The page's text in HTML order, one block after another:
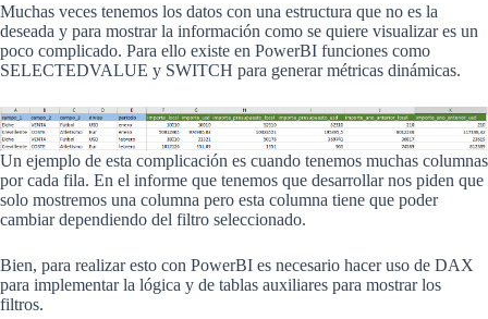
Muchas veces tenemos los datos con una estructura que no es la
deseada y para mostrar la información como se quiere visualizar es un
poco complicado. Para ello existe en PowerBI funciones como
SELECTEDVALUE y SWITCH para generar métricas dinámicas.
Un ejemplo de esta complicación es cuando tenemos muchas columnas
por cada fila. En el informe que tenemos que desarrollar nos piden que
solo mostremos una columna pero esta columna tiene que poder
cambiar dependiendo del filtro seleccionado.
Bien, para realizar esto con PowerBI es necesario hacer uso de DAX
para implementar la lógica y de tablas auxiliares para mostrar los
filtros.